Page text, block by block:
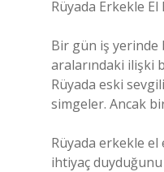
Rüyada Erkekle El
Bir gün iş yerinde
aralarındaki ilişki
Rüyada eski
simgeler. Ancak
Rüyada erkekle
ihtiyaç